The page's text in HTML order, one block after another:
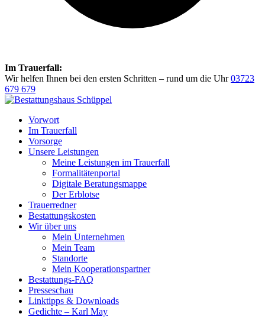
Im Trauerfall:
Wir helfen Ihnen bei den ersten Schritten – rund um die Uhr03723
679 679
Vorwort
Im Trauerfall
Vorsorge
Unsere Leistungen
Meine Leistungen im Trauerfall
Formalitätenportal
Digitale Beratungsmappe
Der Erblotse
Trauerredner
Bestattungskosten
Wir über uns
Mein Unternehmen
Mein Team
Standorte
Mein Kooperationspartner
Bestattungs-FAQ
Presseschau
Linktipps & Downloads
Gedichte – Karl May